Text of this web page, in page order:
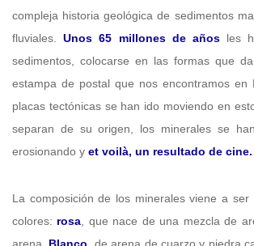
compleja historia geológica de sedimentos
fluviales.Unos 65 millones de años les
sedimentos, colocarse en las formas que
estampa de postal que nos encontramos en
placas tectónicas se han ido moviendo en
separan de su origen, los minerales se
erosionando y et voilà, un resultado de cine.
La composición de los minerales viene a ser
colores: rosa , que nace de una mezcla de